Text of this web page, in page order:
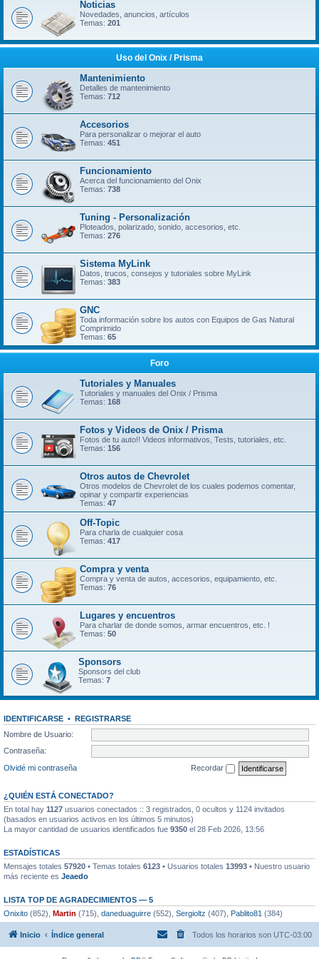
Noticias
Novedades, anuncios, artículos
Temas: 201
Uso del Onix / Prisma
Mantenimiento
Detalles de mantenimiento
Temas: 712
Accesorios
Para personalizar o mejorar el auto
Temas: 451
Funcionamiento
Acerca del funcionamiento del Onix
Temas: 738
Tuning - Personalización
Ploteados, polarizado, sonido, accesorios, etc.
Temas: 276
Sistema MyLink
Datos, trucos, consejos y tutoriales sobre MyLink
Temas: 383
GNC
Toda información sobre los autos con Equipos de Gas Natural
Comprimido
Temas: 65
Foro
Tutoriales y Manuales
Tutoriales y manuales del Onix / Prisma
Temas: 168
Fotos y Videos de Onix / Prisma
Fotos de tu auto!! Videos informativos, Tests, tutoriales, etc.
Temas: 156
Otros autos de Chevrolet
Otros modelos de Chevrolet de los cuales podemos comentar,
opinar y compartir experiencias
Temas: 47
Off-Topic
Para charla de cualquier cosa
Temas: 417
Compra y venta
Compra y venta de autos, accesorios, equipamiento, etc.
Temas: 76
Lugares y encuentros
Para charlar de donde somos, armar encuentros, etc. !
Temas: 50
Sponsors
Sponsors del club
Temas: 7
IDENTIFICARSE • REGISTRARSE
Nombre de Usuario:
Contraseña:
Olvidé mi contraseña
Recordar
¿QUIÉN ESTÁ CONECTADO?
En total hay 1127 usuarios conectados :: 3 registrados, 0 ocultos y 1124 invitados
(basados en usuarios activos en los últimos 5 minutos)
La mayor cantidad de usuarios identificados fue 9350 el 28 Feb 2026, 13:56
ESTADÍSTICAS
Mensajes totales 57920 • Temas totales 6123 • Usuarios totales 13993 • Nuestro usuario
más reciente es Jeaedo
LISTA TOP DE AGRADECIMIENTOS — 5
Onixito (852), Martin (715), daneduaguirre (552), Sergioltz (407), Pablito81 (384)
Inicio Índice general Todos los horarios son UTC-03:00